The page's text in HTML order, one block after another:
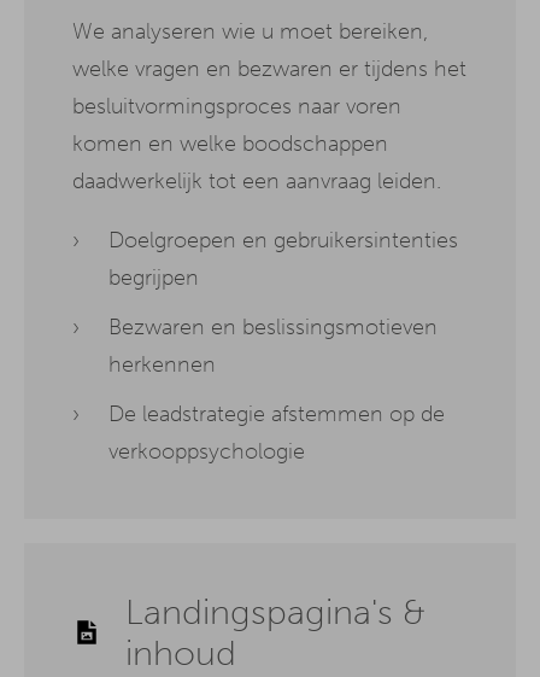
We analyseren wie u moet bereiken,
welke vragen en bezwaren er tijdens het
besluitvormingsproces naar voren
komen en welke boodschappen
daadwerkelijk tot een aanvraag leiden.
Doelgroepen en gebruikersintenties
begrijpen
Bezwaren en beslissingsmotieven
herkennen
De leadstrategie afstemmen op de
verkooppsychologie
Landingspagina's &
inhoud